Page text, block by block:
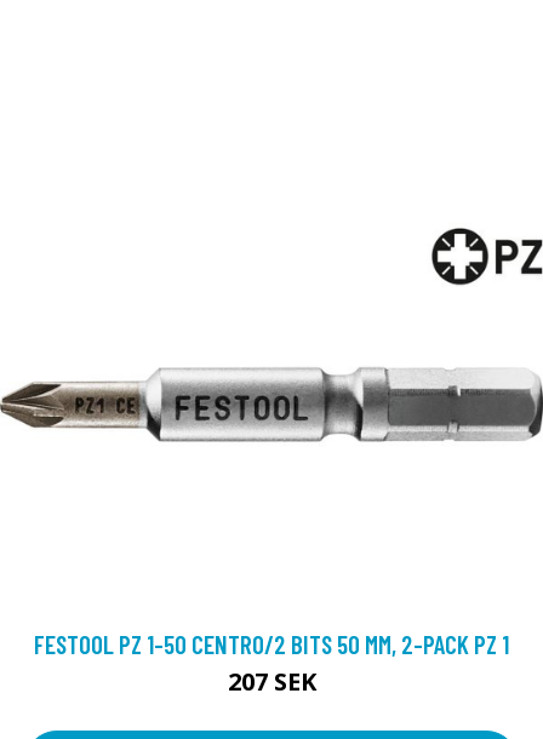
FESTOOL PZ 1-50 CENTRO/2 BITS 50 MM, 2-PACK PZ 1
207 SEK